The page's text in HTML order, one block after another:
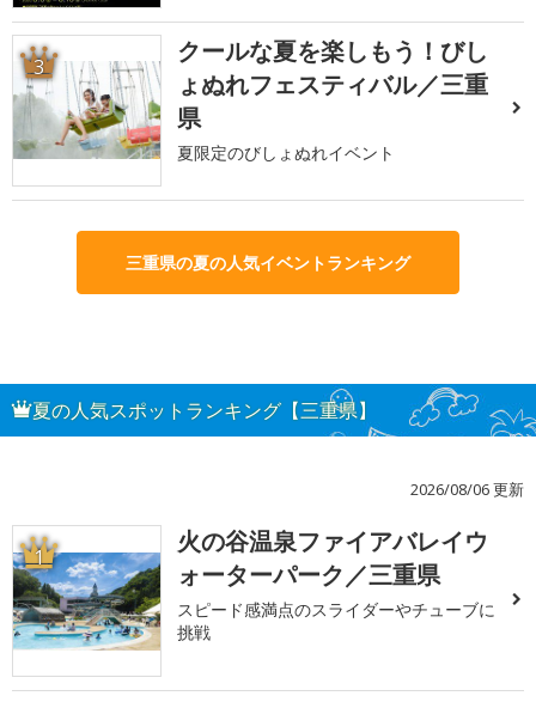
3
クールな夏を楽しもう！びし
ょぬれフェスティバル／三重
県
夏限定のびしょぬれイベント
三重県の夏の人気イベントランキング
夏の人気スポットランキング【三重県】
2026/08/06 更新
1
火の谷温泉ファイアバレイウ
ォーターパーク／三重県
スピード感満点のスライダーやチューブに
挑戦